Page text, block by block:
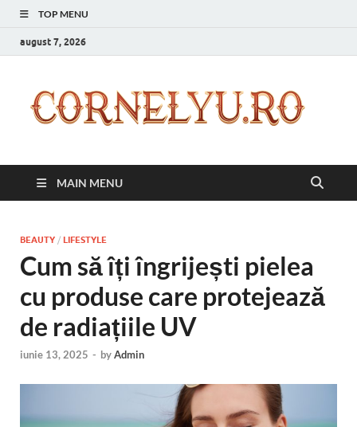
TOP MENU
august 7, 2026
ta mai
MAIN MENU
BEAUTY / LIFESTYLE
Cum să îți îngrijești pielea
cu produse care protejează
de radiațiile UV
iunie 13, 2025 - byAdmin